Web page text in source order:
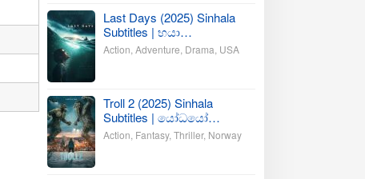
Last Days (2025) Sinhala
Subtitles | භයා…
Action Adventure Drama USA
Troll 2 (2025) Sinhala
Subtitles | යෝධයෝ…
Action Fantasy, Thriller, Norway